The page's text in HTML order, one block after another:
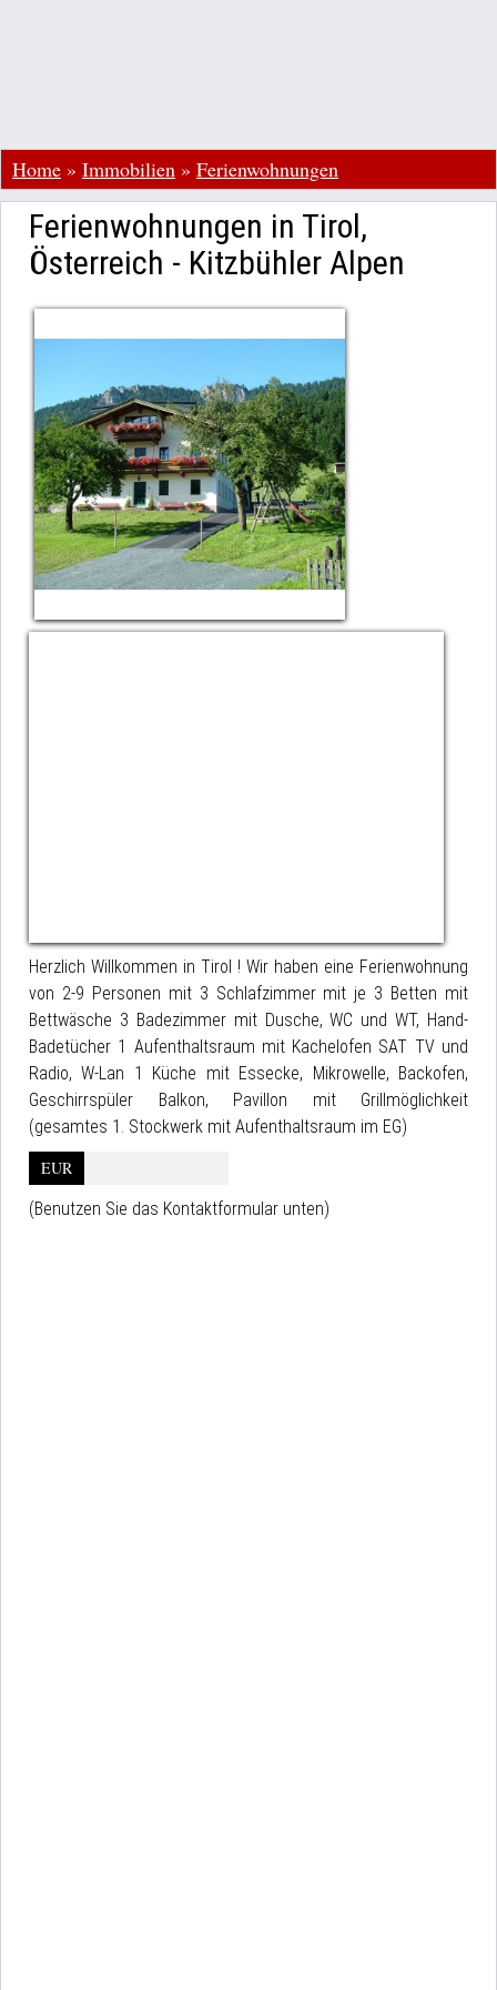
Home » Immobilien » Ferienwohnungen
Ferienwohnungen in Tirol,
Österreich - Kitzbühler Alpen
Herzlich Willkommen in Tirol ! Wir haben eine Ferienwohnung
von 2-9 Personen mit 3 Schlafzimmer mit je 3 Betten mit
Bettwäsche 3 Badezimmer mit Dusche, WC und WT, Hand-
Badetücher 1 Aufenthaltsraum mit Kachelofen SAT TV und
Radio, W-Lan 1 Küche mit Essecke, Mikrowelle, Backofen,
Geschirrspüler Balkon, Pavillon mit Grillmöglichkeit
(gesamtes 1. Stockwerk mit Aufenthaltsraum im EG)
EUR
(Benutzen Sie das Kontaktformular unten)